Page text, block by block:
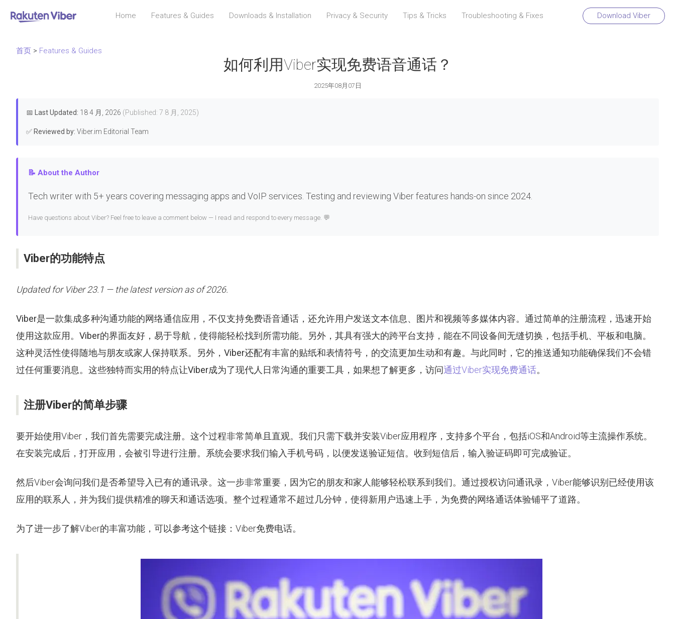
Home Features & Guides Downloads & Installation Privacy & Security Tips & Tricks Troubleshooting & Fixes Download Viber
首页 > Features & Guides
如何利用Viber实现免费语音通话？
2025年08月07日
📅 Last Updated: 18 4 月, 2026 (Published: 7 8 月, 2025)
✅ Reviewed by: Viber.im Editorial Team
📝 About the Author
Tech writer with 5+ years covering messaging apps and VoIP services. Testing and reviewing Viber features hands-on since 2024.
Have questions about Viber? Feel free to leave a comment below — I read and respond to every message. 💬
Viber的功能特点
Updated for Viber 23.1 — the latest version as of 2026.
Viber是一款集成多种沟通功能的网络通信应用，不仅支持免费语音通话，还允许用户发送文本信息、图片和视频等多媒体内容。通过简单的注册流程，迅速开始
使用这款应用。 Viber的界面友好，易于导航，使得能轻松找到所需功能。另外，其具有强大的跨平台支持，能在不同设备间无缝切换，包括手机、平板和电脑。
这种灵活性使得随地与朋友或家人保持联系。另外， Viber还配有丰富的贴纸和表情符号，的交流更加生动和有趣。与此同时，它的推送通知功能确保我们不会错
过任何重要消息。这些独特而实用的特点让Viber成为了现代人日常沟通的重要工具，如果想了解更多，访问通过Viber实现免费通话。
注册Viber的简单步骤
要开始使用Viber，我们首先需要完成注册。这个过程非常简单且直观。我们只需下载并安装Viber应用程序，支持多个平台，包括iOS和Android等主流操作系统。
在安装完成后，打开应用，会被引导进行注册。系统会要求我们输入手机号码，以便发送验证短信。收到短信后，输入验证码即可完成验证。
然后Viber会询问我们是否希望导入已有的通讯录。这一步非常重要，因为它的朋友和家人能够轻松联系到我们。通过授权访问通讯录，Viber能够识别已经使用该
应用的联系人，并为我们提供精准的聊天和通话选项。整个过程通常不超过几分钟，使得新用户迅速上手，为免费的网络通话体验铺平了道路。
为了进一步了解Viber的丰富功能，可以参考这个链接：Viber免费电话。